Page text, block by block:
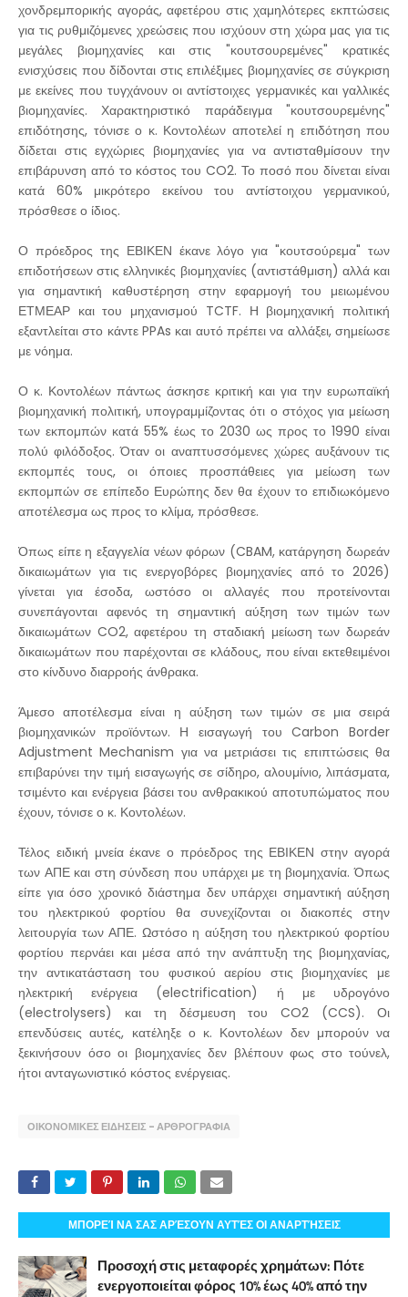
χονδρεμπορικής αγοράς, αφετέρου στις χαμηλότερες εκπτώσεις
για τις ρυθμιζόμενες χρεώσεις που ισχύουν στη χώρα μας για τις
μεγάλες βιομηχανίες και στις "κουτσουρεμένες" κρατικές
ενισχύσεις που δίδονται στις επιλέξιμες βιομηχανίες σε σύγκριση
με εκείνες που τυγχάνουν οι αντίστοιχες γερμανικές και γαλλικές
βιομηχανίες. Χαρακτηριστικό παράδειγμα "κουτσουρεμένης"
επιδότησης, τόνισε ο κ. Κοντολέων αποτελεί η επιδότηση που
δίδεται στις εγχώριες βιομηχανίες για να αντισταθμίσουν την
επιβάρυνση από το κόστος του CO2. Το ποσό που δίνεται είναι
κατά 60% μικρότερο εκείνου του αντίστοιχου γερμανικού,
πρόσθεσε ο ίδιος.
Ο πρόεδρος της ΕΒΙΚΕΝ έκανε λόγο για "κουτσούρεμα" των
επιδοτήσεων στις ελληνικές βιομηχανίες (αντιστάθμιση) αλλά και
για σημαντική καθυστέρηση στην εφαρμογή του μειωμένου
ΕΤΜΕΑΡ και του μηχανισμού TCTF. Η βιομηχανική πολιτική
εξαντλείται στο κάντε PPAs και αυτό πρέπει να αλλάξει, σημείωσε
με νόημα.
Ο κ. Κοντολέων πάντως άσκησε κριτική και για την ευρωπαϊκή
βιομηχανική πολιτική, υπογραμμίζοντας ότι ο στόχος για μείωση
των εκπομπών κατά 55% έως το 2030 ως προς το 1990 είναι
πολύ φιλόδοξος. Όταν οι αναπτυσσόμενες χώρες αυξάνουν τις
εκπομπές τους, οι όποιες προσπάθειες για μείωση των
εκπομπών σε επίπεδο Ευρώπης δεν θα έχουν το επιδιωκόμενο
αποτέλεσμα ως προς το κλίμα, πρόσθεσε.
Όπως είπε η εξαγγελία νέων φόρων (CBAM, κατάργηση δωρεάν
δικαιωμάτων για τις ενεργοβόρες βιομηχανίες από το 2026)
γίνεται για έσοδα, ωστόσο οι αλλαγές που προτείνονται
συνεπάγονται αφενός τη σημαντική αύξηση των τιμών των
δικαιωμάτων CO2, αφετέρου τη σταδιακή μείωση των δωρεάν
δικαιωμάτων που παρέχονται σε κλάδους, που είναι εκτεθειμένοι
στο κίνδυνο διαρροής άνθρακα.
Άμεσο αποτέλεσμα είναι η αύξηση των τιμών σε μια σειρά
βιομηχανικών προϊόντων. Η εισαγωγή του Carbon Border
Adjustment Mechanism για να μετριάσει τις επιπτώσεις θα
επιβαρύνει την τιμή εισαγωγής σε σίδηρο, αλουμίνιο, λιπάσματα,
τσιμέντο και ενέργεια βάσει του ανθρακικού αποτυπώματος που
έχουν, τόνισε ο κ. Κοντολέων.
Τέλος ειδική μνεία έκανε ο πρόεδρος της ΕΒΙΚΕΝ στην αγορά
των ΑΠΕ και στη σύνδεση που υπάρχει με τη βιομηχανία. Όπως
είπε για όσο χρονικό διάστημα δεν υπάρχει σημαντική αύξηση
του ηλεκτρικού φορτίου θα συνεχίζονται οι διακοπές στην
λειτουργία των ΑΠΕ. Ωστόσο η αύξηση του ηλεκτρικού φορτίου
φορτίου περνάει και μέσα από την ανάπτυξη της βιομηχανίας,
την αντικατάσταση του φυσικού αερίου στις βιομηχανίες με
ηλεκτρική ενέργεια (electrification) ή με υδρογόνο
(electrolysers) και τη δέσμευση του CO2 (CCS). Οι
επενδύσεις αυτές, κατέληξε ο κ. Κοντολέων δεν μπορούν να
ξεκινήσουν όσο οι βιομηχανίες δεν βλέπουν φως στο τούνελ,
ήτοι ανταγωνιστικό κόστος ενέργειας.
ΟΙΚΟΝΟΜΙΚΕΣ ΕΙΔΗΣΕΙΣ - ΑΡΘΡΟΓΡΑΦΙΑ
ΜΠΟΡΕΊ ΝΑ ΣΑΣ ΑΡΈΣΟΥΝ ΑΥΤΈΣ ΟΙ ΑΝΑΡΤΉΣΕΙΣ
Προσοχή στις μεταφορές χρημάτων: Πότε
ενεργοποιείται φόρος 10% έως 40% από την